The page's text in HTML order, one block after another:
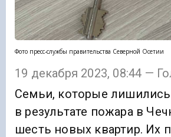
Фото пресс-службы правительства Северной Осетии
19 декабря 2023, 08:44 —
Семьи, которые
в результате пожара в
шесть новых квартир. Их